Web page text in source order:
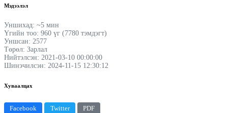
Мэдээлэл
Уншихад: ~5 мин
Үгийн тоо: 960 үг (7780 тэмдэгт)
Уншсан: 2577
Төрөл: Зарлал
Нийтэлсэн: 2021-03-10 00:00:00
Шинэчилсэн: 2024-11-15 12:30:12
Хуваалцах
Facebook Twitter PDF